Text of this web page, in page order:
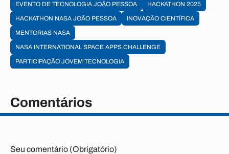
EVENTO DE TECNOLOGIA JOÃO PESSOA
HACKATHON 2025
HACKATHON NASA JOÃO PESSOA
INOVAÇÃO CIENTÍFICA
MENTORIAS NASA
NASA INTERNATIONAL SPACE APPS CHALLENGE
PARTICIPAÇÃO JOVEM TECNOLOGIA
Comentários
Seu comentário (Obrigatório)